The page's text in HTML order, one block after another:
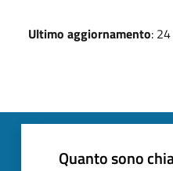
Ultimo aggiornamento:
Quanto sono